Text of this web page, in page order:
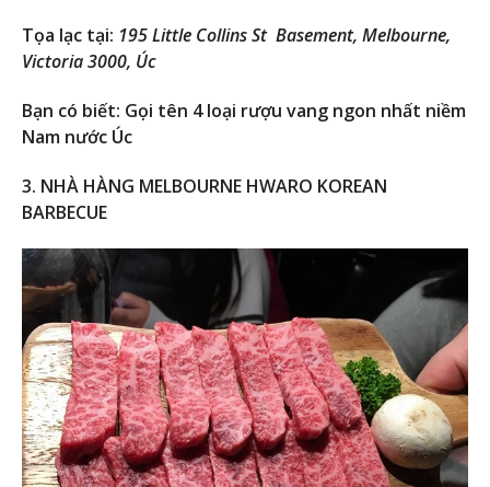
Tọa lạc tại: 195 Little Collins St Basement, Melbourne,
Victoria 3000, Úc
Bạn có biết: Gọi tên 4 loại rượu vang ngon nhất niềm
Nam nước Úc
3. NHÀ HÀNG MELBOURNE HWARO KOREAN
BARBECUE